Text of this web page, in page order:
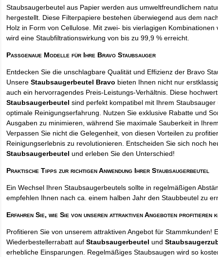
Staubsaugerbeutel aus Papier werden aus umweltfreundlichem
hergestellt. Diese Filterpapiere bestehen überwiegend aus dem
Holz in Form von Cellulose. Mit zwei- bis vierlagigen Kombinationen
wird eine Staubfiltrationswirkung von bis zu 99,9 % erreicht.
Passgenaue Modelle für Ihre Bravo Staubsauger
Entdecken Sie die unschlagbare Qualität und Effizienz der Bravo
UnsereStaubsaugerbeutel Bravo bieten Ihnen nicht nur
auch ein hervorragendes Preis-Leistungs-Verhältnis. Diese
Staubsaugerbeutel sind perfekt kompatibel mit Ihrem
optimale Reinigungserfahrung. Nutzen Sie exklusive Rabatte und
Ausgaben zu minimieren, während Sie maximale Sauberkeit in
Verpassen Sie nicht die Gelegenheit, von diesen Vorteilen zu
Reinigungserlebnis zu revolutionieren. Entscheiden Sie sich noch
Staubsaugerbeutel und erleben Sie den Unterschied!
Praktische Tipps zur richtigen Anwendung Ihrer Staubsaugerbeutel
Ein Wechsel Ihren Staubsaugerbeutels sollte in regelmäßigen
empfehlen Ihnen nach ca. einem halben Jahr den Staubbeutel zu
Erfahren Sie, wie Sie von unseren attraktiven Angeboten profitieren
Profitieren Sie von unserem attraktiven Angebot für Stammkunden!
Wiederbestellerrabatt aufStaubsaugerbeutel und
erhebliche Einsparungen. Regelmäßiges Staubsaugen wird so